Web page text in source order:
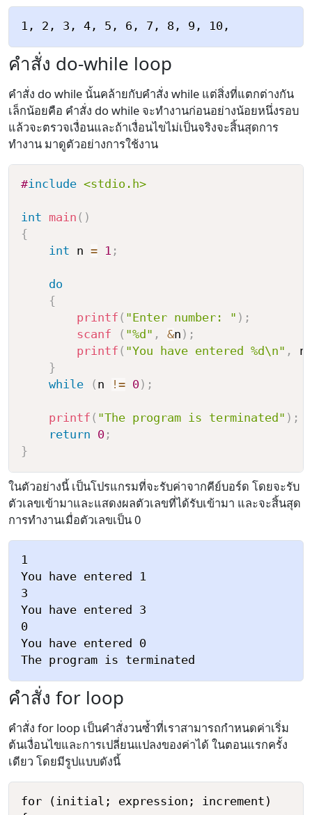
คำสั่ง do-while loop
คำสั่ง do while นั้นคล้ายกับคำสั่ง while แต่สิ่งที่แตกต่างกัน
เล็กน้อยคือ คำสั่ง do while จะทำงานก่อนอย่างน้อยหนึ่งรอบ
แล้วจะตรวจเงื่อนและถ้าเงื่อนไขไม่เป็นจริงจะสิ้นสุดการ
ทำงาน มาดูตัวอย่างการใช้งาน
#include <stdio.h>
int main ( )
{
int n = 1 ;
do
{
printf ( "Enter number: " ) ;
scanf
( "%d" , &n ) ;
printf ( "You have entered %d\n" , n
}
while
( n != 0) ;
printf ( "The program is terminated" ) ;
return
0;
}
ในตัวอย่างนี้ เป็นโปรแกรมที่จะรับค่าจากคีย์บอร์ด โดยจะรับ
ตัวเลขเข้ามาและแสดงผลตัวเลขที่ได้รับเข้ามา และจะสิ้นสุด
การทำงานเมื่อตัวเลขเป็น 0
1
You have entered 1
3
You have entered 3
0
You have entered 0
คำสั่ง for loop
คำสั่ง for loop เป็นคำสั่งวนซ้ำที่เราสามารถกำหนดค่าเริ่ม
ต้นเงื่อนไขและการเปลี่ยนแปลงของค่าได้ ในตอนแรกครั้ง
เดียว โดยมีรูปแบบดังนี้
for (initial; expression; increment)